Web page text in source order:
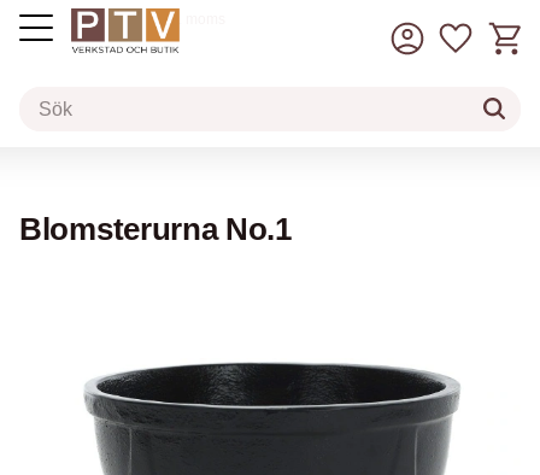
inkl. moms
Blomsterurna No.1